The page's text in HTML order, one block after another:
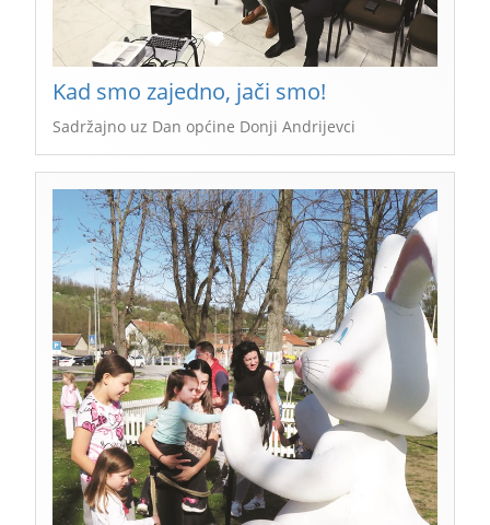
Kad smo zajedno, jači smo!
Sadržajno uz Dan općine Donji Andrijevci